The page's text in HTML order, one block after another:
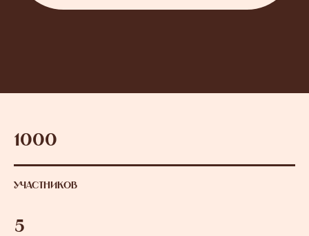
1000
УЧАСТНИКОВ
5